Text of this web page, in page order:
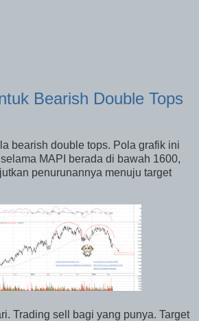
Bearish Double Tops
bearish double tops. Pola grafik ini
MAPI berada di bawah 1600,
penurunannya menuju target
Trading sell bagi yang punya. Target